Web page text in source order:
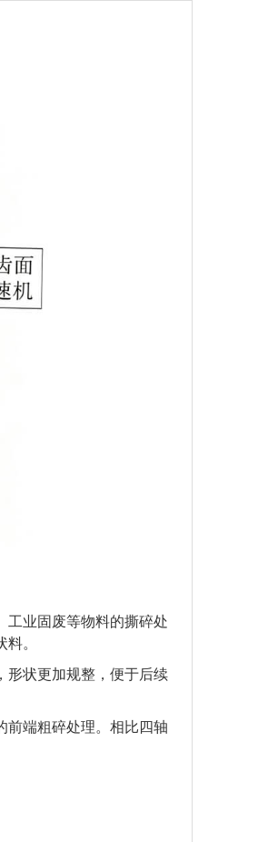
工业固废等物料的撕碎处
。
形状更加规整，便于后续
前端粗碎处理。相比四轴